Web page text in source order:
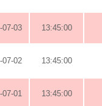
07-03 13:45:00
07-02 13:45:00
07-01 13:45:00